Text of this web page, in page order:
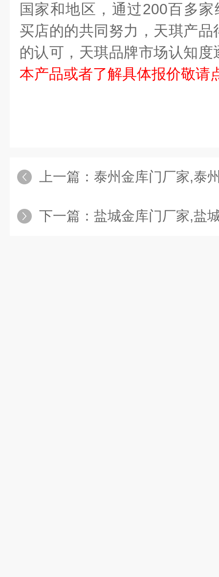
国家和地区，通过200百多家
买店的的共同努力，天琪产
的认可，天琪品牌市场认知度
本产品或者了解具体报价敬
上一篇： 泰州金库门厂家,泰
下一篇： 盐城金库门厂家,盐